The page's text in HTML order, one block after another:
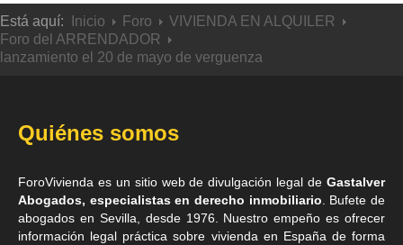
Está aquí: Inicio Foro
VIVIENDA EN ALQUILER
Foro del ARRENDADOR
lanzamiento el 20 de mayo de verguenza
Quiénes somos
ForoVivienda es un sitio web de divulgación legal de Gastalver
Abogados, especialistas en derecho inmobiliario . Bufete de
abogados en Sevilla , desde 1976. Nuestro empeño es ofrecer
información legal práctica sobre vivienda en España de forma